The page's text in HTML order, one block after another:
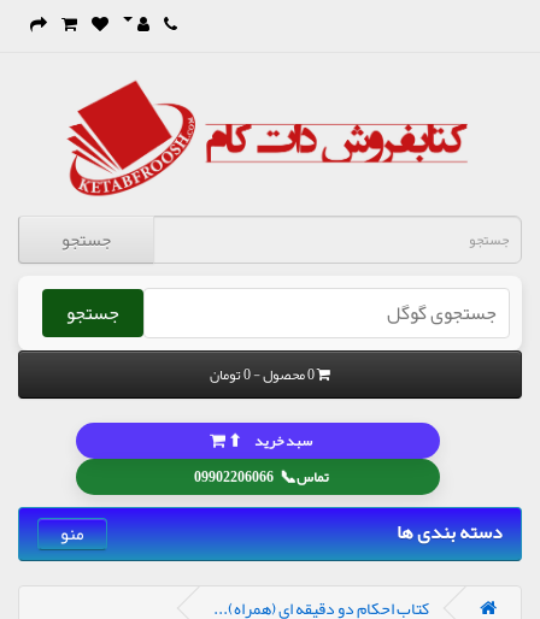
جستجو
جستجو
0 محصول - 0 تومان
تماس📞
09902206066
سبد خرید ⬆
دسته بندی ها منو
کتاب احکام دو دقیقه ای (همراه)...